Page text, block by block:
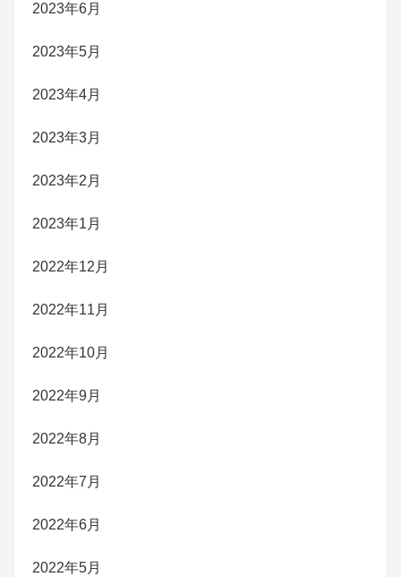
2023年6月
2023年5月
2023年4月
2023年3月
2023年2月
2023年1月
2022年12月
2022年11月
2022年10月
2022年9月
2022年8月
2022年7月
2022年6月
2022年5月